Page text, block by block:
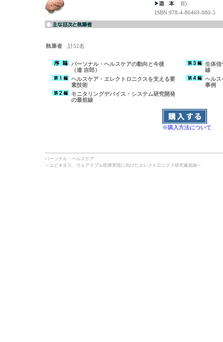
B5
ISBN 978-4-86469-080-5
執筆者 計52名
パーソナル・ヘルスケアの動向と今後
（達 吉郎）
ヘルスケア・エレクトロニクスを支える要
素技術
モニタリングデバイス・システム研究開発
の最前線
生体信
線
ヘルス
事例
※購入方法について
パーソナル・ヘルスケア
～ユビキタス、ウェアラブル医療実現に向けたエレクトロニクス研究最前線～